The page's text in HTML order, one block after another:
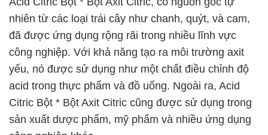
nhiên từ các loại trái cây như chanh, quýt, và cam,
đã được ứng dụng rộng rãi trong nhiều lĩnh vực
công nghiệp. Với khả năng tạo ra môi trường axit
yếu, nó được sử dụng như một chất điều chỉnh độ
acid trong thực phẩm và đồ uống. Ngoài ra, Acid
Citric Bột * Bột Axit Citric cũng được sử dụng trong
sản xuất dược phẩm, mỹ phẩm và nhiều ứng dụng